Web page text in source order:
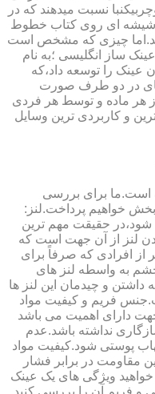
نسبت میدهند که در
گوی شیشه ای روی کتاب خطوط
چیزی که مشخص است
میلادی یک عینک ساز انگلیسی ؛به نام
عینک را توسعه داد،که
در دو طرف صورت
هر ماده و توسط هر فردی
و کاربردی ترین وسایل
برای بررسی
خواهیم پرداخت.لنز:
حقیقت مهم ترین
لنز از آن جهت است که
از افرادی که صرفاً برای
چشم به واسطه لنز های
و چیدمان این لنز ها
فریم و کیفیت مواد
دارای اهمیت می باشد
نداشته باشد.عدم
پوستی شود.کیفیت مواد
مقاومت در برابر فشار
خواهید ویژگی های یک عینک